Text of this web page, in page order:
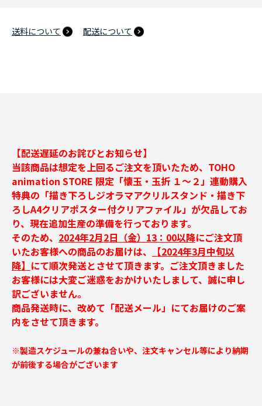
送料について 配送について
【配送遅延のお詫びとお知らせ】
当該商品は想定を上回るご注文を頂いたため、TOHO
animation STORE 限定「懐玉・玉折 １～２」連動購入
特典の「描き下ろしジオラマアクリルスタンド・描き下
ろしA4クリアポスター付クリアファイル」が欠品してお
り、現在追加生産の準備を行っております。
そのため、 2024年2月2日（金）13：00以降にご注文頂
いたお客様への商品のお届けは、
【2024年3月中旬以
降】 にて順次発送とさせて頂きます。ご注文頂きました
お客様には大変ご迷惑をおかけいたしまして、誠に申し
訳ございません。
商品発送時に、改めて「配送メール」にてお届けのご案
内をさせて頂きます。
※製造スケジュールの兼ね合いや、注文キャンセル等により納期
が前後する場合がございます